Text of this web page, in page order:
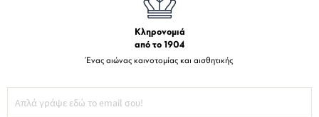
Κληρονομιά
από το 1904
Ένας αιώνας καινοτομίας και αισθητικής